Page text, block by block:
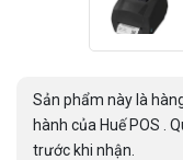
Sản phẩm này là
hành của Huế POS .
trước khi nhận.